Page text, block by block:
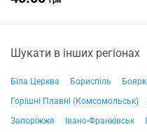
Шукати в інших регіонах
Біла Церква Бориспіль
Горішні Плавні (Комсомольськ)
Запоріжжя
Івано-Франківськ